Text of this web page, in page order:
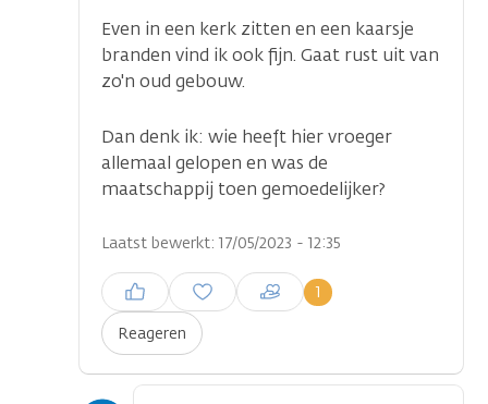
Even in een kerk zitten en een kaarsje
branden vind ik ook fijn. Gaat rust uit van
zo'n oud gebouw.
Dan denk ik: wie heeft hier vroeger
allemaal gelopen en was de
maatschappij toen gemoedelijker?
Laatst bewerkt: 17/05/2023 - 12:35
Reageren
1
Inloggen om een reactie te
plaatsen